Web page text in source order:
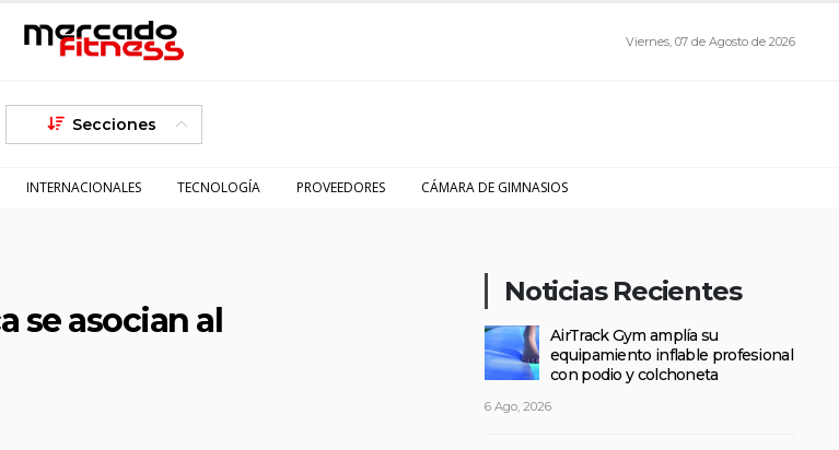
Viernes, 07 de Agosto de 2026
Secciones
INTERNACIONALES TECNOLOGÍA PROVEEDORES CÁMARA DE GIMNASIOS
se asocian al
Noticias Recientes
AirTrack Gym amplía su
equipamiento inflable profesional
con podio y colchoneta
6 Ago, 2026